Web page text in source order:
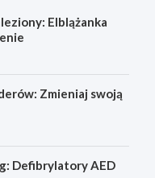
Elblążanka
Zmieniaj swoją
Defibrylatory AED